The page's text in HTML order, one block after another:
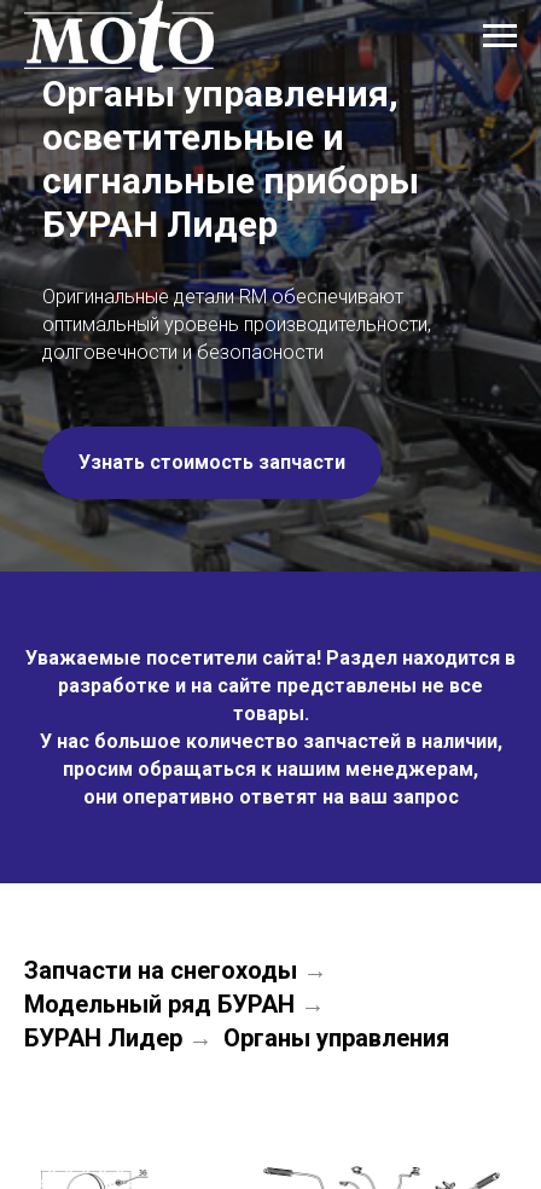
Органы управления,
осветительные и
сигнальные приборы
БУРАН Лидер
Оригинальные детали RM обеспечивают
оптимальный уровень производительности,
долговечности и безопасности
Узнать стоимость запчасти
Уважаемые посетители сайта! Раздел находится в
разработке и на сайте представлены не все
товары.
У нас большое количество запчастей в наличии,
просим обращаться к нашим менеджерам,
они оперативно ответят на ваш запрос
Запчасти на снегоходы →
Модельный ряд БУРАН →
БУРАН Лидер → Органы управления